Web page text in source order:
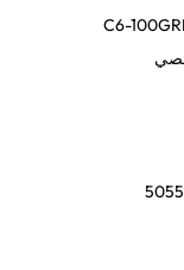
بينما يمنحك
في الفريق. يوفر
الاستخدام الطويل اتصالاً
C6-